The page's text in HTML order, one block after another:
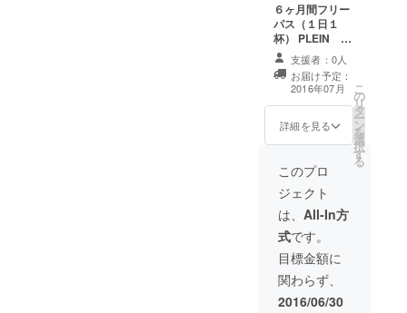
６ヶ月間フリー
パス（１日１
杯） PLEIN
DE VIE オリ
ジナルTシャツ2
枚
支援者：0人
お届け予定：
2016年07月
詳細を見る
こ
の
リ
タ
ー
ン
を
選
択
す
る
このプロ
ジェクト
は、 All-In方
式です。
目標金額に
関わらず、
2016/06/30